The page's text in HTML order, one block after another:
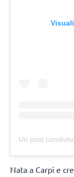
Nata a Carpi e